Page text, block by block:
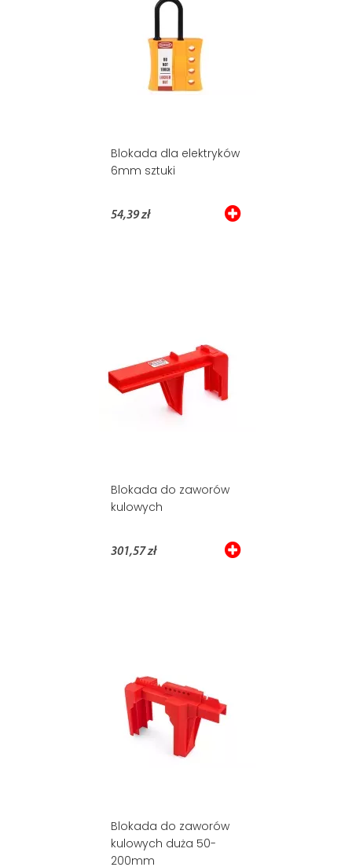
Blokada dla elektryków
6mm sztuki
54,39 zł
Blokada do zaworów
kulowych
301,57 zł
Blokada do zaworów
kulowych duża 50-
200mm